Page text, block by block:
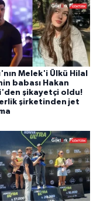
Melek'i Ülkü Hilal
babası Hakan
şikayetçi oldu!
şirketinden jet